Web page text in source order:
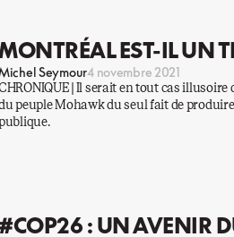
EST-IL UN
Seymour4 novembre 2021
| Il serait en tout cas illusoire
peuple Mohawk du seul fait de
#COP26 : UN AVENIR